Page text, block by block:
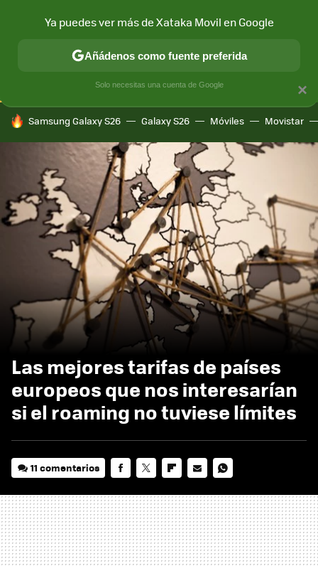
CONECTIVIDAD MÓVIL Y SOCIEDAD APLICACIONES
HOY SE HABLA DE
Samsung Galaxy S26 Galaxy S26 Móviles Movistar
Las mejores tarifas de países
europeos que nos interesarían
si el roaming no tuviese límites
11 comentarios
MAIL
×
Ya puedes ver más de Xataka Movil en Google
Añádenos como fuente preferida
Solo necesitas una cuenta de Google